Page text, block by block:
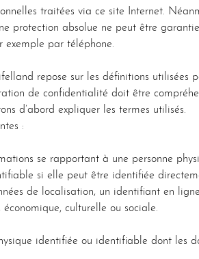
traitées via ce site Internet.
protection absolue ne peut être
exemple par téléphone.
repose sur les définitions
de confidentialité doit être
d’abord expliquer les termes utilisés.
:
se rapportant à une personne
si elle peut être identifiée
de localisation, un identifiant en
culturelle ou sociale.
identifiée ou identifiable dont les